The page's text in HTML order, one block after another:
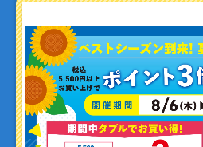
よくあるご質問
お問い合わせ
利用者資金の保全方法